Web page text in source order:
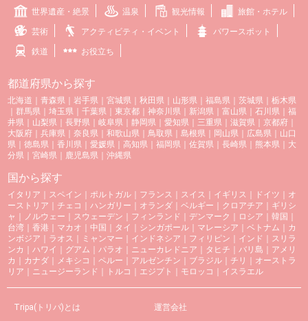
世界遺産・絶景 温泉 観光情報 旅館・ホテル
芸術 アクティビティ・イベント パワースポット
鉄道 お役立ち
都道府県から探す
北海道 ｜青森県 ｜ 岩手県 ｜宮城県 ｜秋田県 ｜ 山形県 ｜福島県 ｜茨城県 ｜栃木県
｜ 群馬県 ｜埼玉県 ｜千葉県 ｜ 東京都 ｜神奈川県 ｜ 新潟県 ｜富山県 ｜石川県 ｜福
井県 ｜ 山梨県 ｜長野県 ｜岐阜県 ｜静岡県 ｜愛知県 ｜ 三重県 ｜滋賀県 ｜京都府 ｜
大阪府 ｜兵庫県 ｜奈良県 ｜和歌山県 ｜ 鳥取県 ｜島根県 ｜ 岡山県 ｜ 広島県 ｜ 山口
県 ｜徳島県 ｜香川県 ｜愛媛県 ｜高知県 ｜福岡県 ｜佐賀県 ｜長崎県 ｜ 熊本県 ｜ 大
分県 ｜宮崎県 ｜ 鹿児島県 ｜沖縄県
国から探す
イタリア ｜ スペイン ｜ ポルトガル ｜ フランス ｜ スイス ｜ イギリス ｜ ドイツ ｜ オ
ーストリア ｜チェコ ｜ ハンガリー ｜ オランダ ｜ベルギー ｜ クロアチア ｜ ギリシ
ャ ｜ ノルウェー ｜ スウェーデン ｜ フィンランド ｜ デンマーク ｜ ロシア ｜韓国 ｜
台湾 ｜香港 ｜ マカオ ｜中国 ｜ タイ ｜ シンガポール ｜ マレーシア ｜ベトナム ｜ カ
ンボジア ｜ ラオス ｜ ミャンマー ｜ インドネシア ｜ フィリピン ｜ インド ｜ スリラ
ンカ ｜ ハワイ ｜ グアム ｜ パラオ ｜ ニューカレドニア ｜ タヒチ ｜ バリ島 ｜ アメリ
カ ｜ カナダ ｜ メキシコ ｜ペルー ｜ アルゼンチン ｜ ブラジル ｜チリ ｜ オーストラ
リア ｜ ニュージーランド ｜ トルコ ｜ エジプト ｜ モロッコ ｜ イスラエル
Tripa(トリパ)とは 運営会社